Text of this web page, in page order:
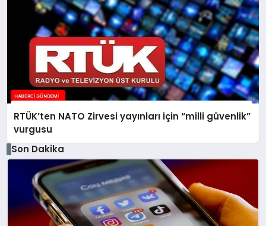
RTÜK’ten NATO Zirvesi yayınları için “milli güvenlik”
vurgusu
Son Dakika